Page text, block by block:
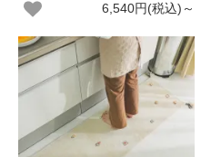
6,540円(税込)～